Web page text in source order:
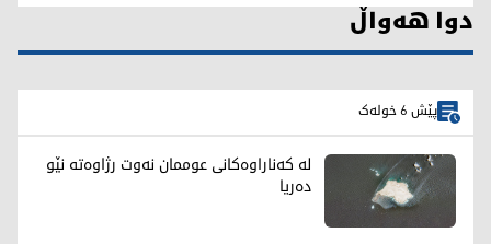
دوا هەواڵ
پێش 6 خولەک
لە کەناراوەکانی عوممان نەوت رژاوەته‌ نێو
ده‌ریا